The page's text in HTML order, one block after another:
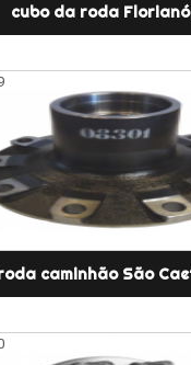
cubo da roda
caminhão São